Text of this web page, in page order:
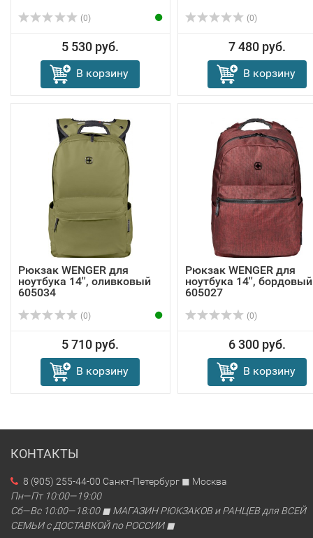
(0)
5 530 руб.
В корзину
(0)
7 480 руб.
В корзину
Рюкзак WENGER для
ноутбука 14'', оливковый
605034
(0)
5 710 руб.
В корзину
Рюкзак WENGER для
ноутбука 14'', бордовый
605027
(0)
6 300 руб.
В корзину
КОНТАКТЫ
8 (905) 255-44-00 Санкт-Петербург ◼ Москва
Пн—Пт 10:00—19:00
Сб—Вс 10:00—18:00 ◼ МАГАЗИН РЮКЗАКОВ и РАНЦЕВ для ВСЕЙ
СЕМЬИ с ДОСТАВКОЙ по РОССИИ ◼